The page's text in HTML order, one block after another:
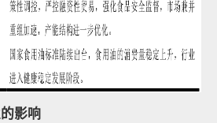
影响